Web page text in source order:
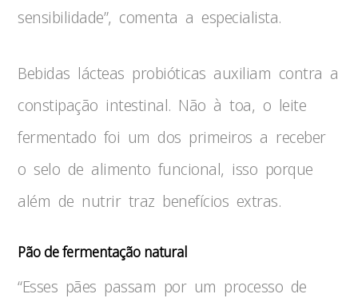
sensibilidade”, comenta a especialista.
Bebidas lácteas probióticas auxiliam contra a
constipação intestinal. Não à toa, o leite
fermentado foi um dos primeiros a receber
o selo de alimento funcional, isso porque
além de nutrir traz benefícios extras.
Pão de fermentação natural
“Esses pães passam por um processo de